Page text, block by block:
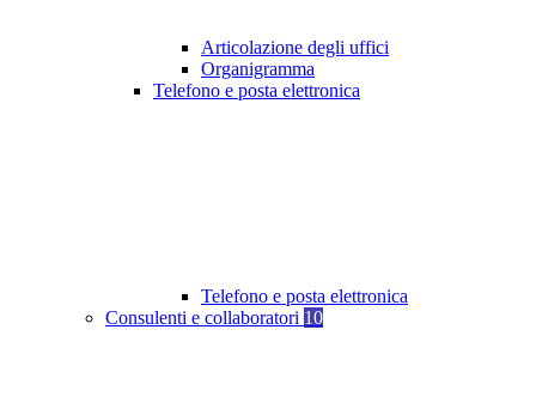
Articolazione degli uffici
Organigramma
Telefono e posta elettronica
Telefono e posta elettronica
Consulenti e collaboratori 10